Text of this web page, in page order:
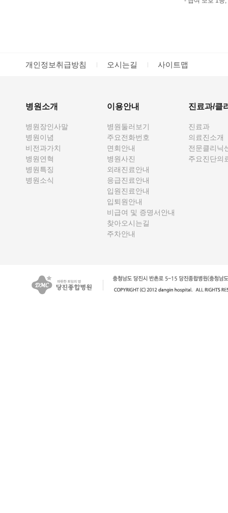
개인정보취급방침 오시는길 사이트맵
병원소개
병원장인사말
병원이념
비전과가치
병원연혁
병원특징
병원소식
이용안내
병원둘러보기
주요전화번호
면회안내
병원사진
외래진료안내
응급진료안내
입원진료안내
입퇴원안내
비급여 및 증명서안내
찾아오시는길
주차안내
진료과/클
진료과
의료진소개
전문클리닉
주요진단의